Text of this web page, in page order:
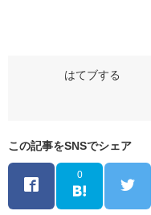
この記事をSNSでシェア
0